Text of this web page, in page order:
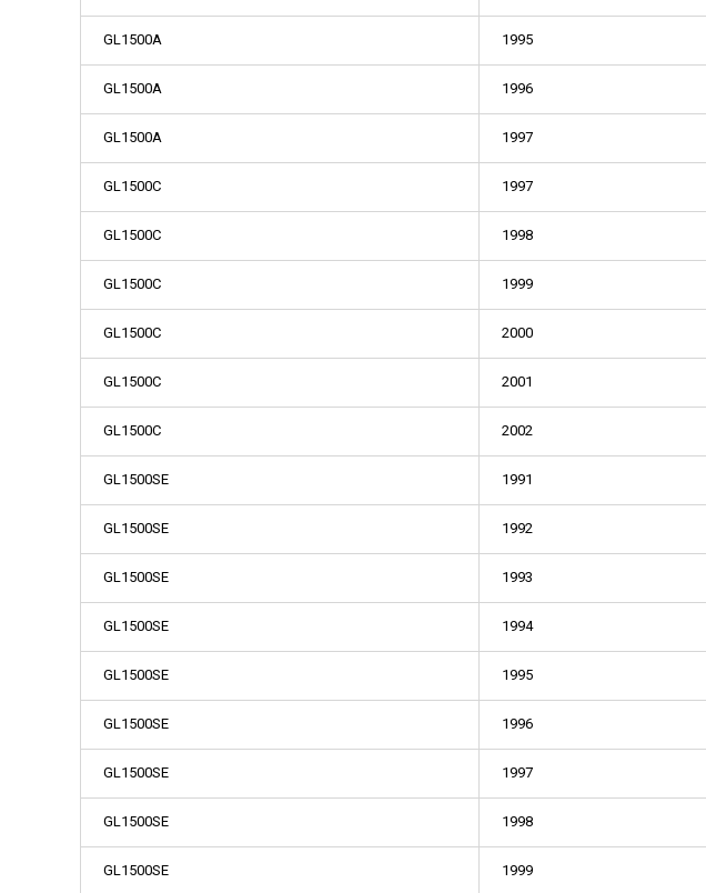
GL1500A 1995
GL1500A 1996
GL1500A 1997
GL1500C 1997
GL1500C 1998
GL1500C 1999
GL1500C 2000
GL1500C 2001
GL1500C 2002
GL1500SE 1991
GL1500SE 1992
GL1500SE 1993
GL1500SE 1994
GL1500SE 1995
GL1500SE 1996
GL1500SE 1997
GL1500SE 1998
GL1500SE 1999